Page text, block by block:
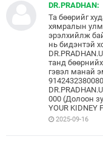
DR.PRADHAN:
Та бөөрийг
хямралын
эрэлхийлж
нь бидэнтэй
танд
гэвэл манай
000 (Долоон
YOUR KIDNEY
2025-09-16